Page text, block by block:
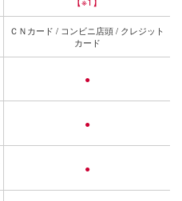
ＣＮカード / コンビニ店頭 / クレジット
カード
●
●
●